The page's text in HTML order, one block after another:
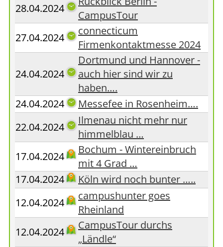
28.04.2024
CampusTour
27.04.2024
connecticum
Firmenkontaktmesse 2024
24.04.2024
Dortmund und Hannover -
auch hier sind wir zu
haben….
24.04.2024
Messefee in Rosenheim….
22.04.2024
Ilmenau nicht mehr nur
himmelblau …
17.04.2024
Bochum - Wintereinbruch
mit 4 Grad …
17.04.2024
Köln wird noch bunter …..
12.04.2024
campushunter goes
Rheinland
12.04.2024
CampusTour durchs
„Ländle“